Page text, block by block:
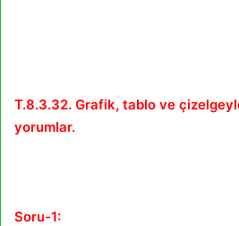
T.8.3.32. Grafik, tablo ve
yorumlar.
Soru-1: